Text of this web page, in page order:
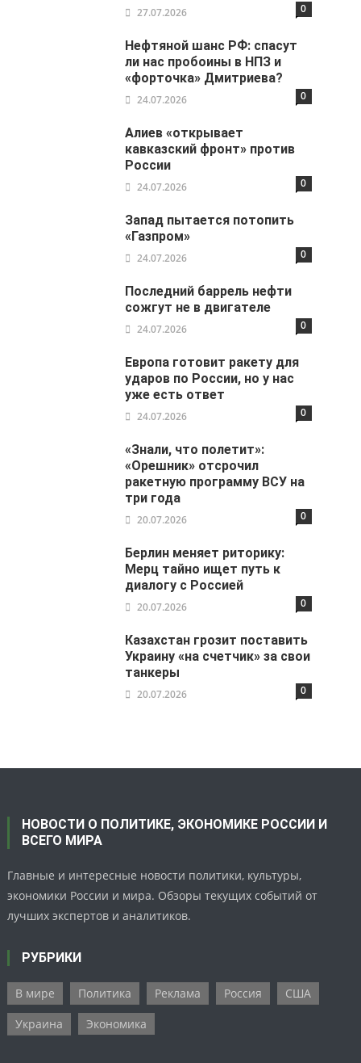
27.07.2026 0
Нефтяной шанс РФ: спасут
ли нас пробоины в НПЗ и
«форточка» Дмитриева?
24.07.2026 0
Алиев «открывает
кавказский фронт» против
России
24.07.2026 0
Запад пытается потопить
«Газпром»
24.07.2026 0
Последний баррель нефти
сожгут не в двигателе
24.07.2026 0
Европа готовит ракету для
ударов по России, но у нас
уже есть ответ
24.07.2026 0
«Знали, что полетит»:
«Орешник» отсрочил
ракетную программу ВСУ на
три года
20.07.2026 0
Берлин меняет риторику:
Мерц тайно ищет путь к
диалогу с Россией
20.07.2026 0
Казахстан грозит поставить
Украину «на счетчик» за свои
танкеры
20.07.2026 0
НОВОСТИ О ПОЛИТИКЕ, ЭКОНОМИКЕ РОССИИ И
ВСЕГО МИРА
Главные и интересные новости политики, культуры,
экономики России и мира. Обзоры текущих событий от
лучших экспертов и аналитиков.
РУБРИКИ
В мире Политика Реклама Россия
США
Украина
Экономика